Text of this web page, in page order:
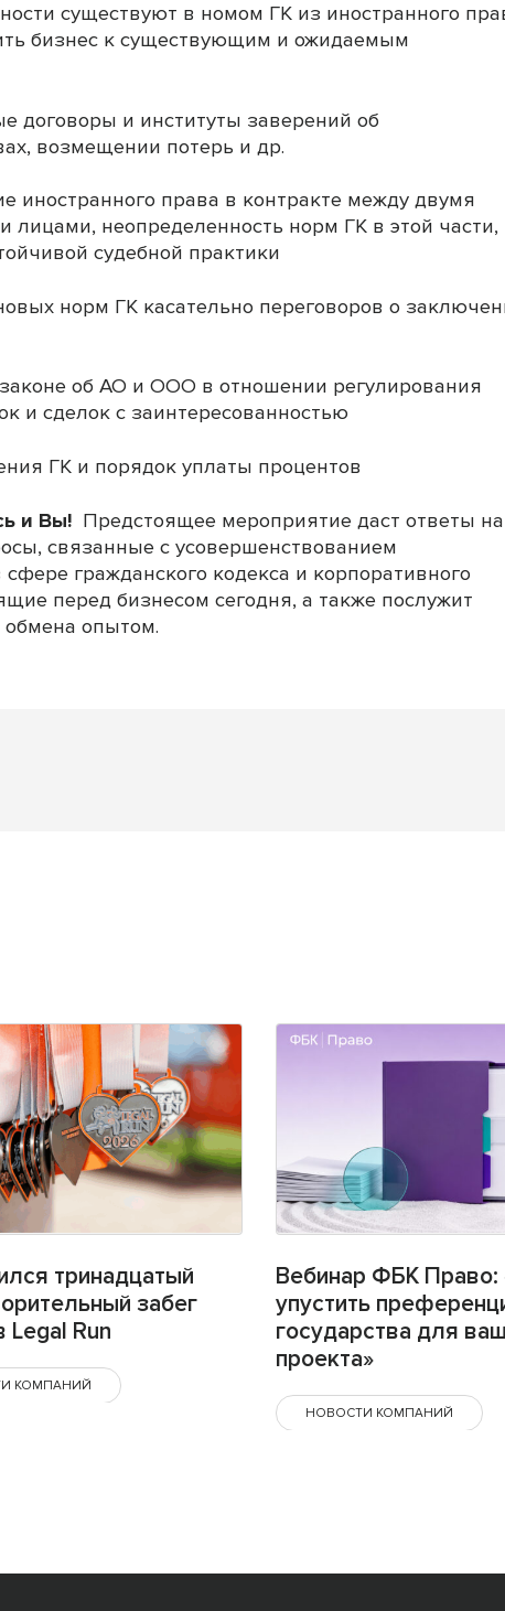
существуют в номом ГК из иностранного
бизнес к существующим и ожидаемым
договоры и институты заверений об
возмещении потерь и др.
иностранного права в контракте между двумя
лицами, неопределенность норм ГК в этой части,
судебной практики
норм ГК касательно переговоров о
об АО и ООО в отношении регулирования
и сделок с заинтересованностью
ГК и порядок уплаты процентов
и Вы!Предстоящее мероприятие даст ответы на
связанные с усовершенствованием
гражданского кодекса и корпоративного
перед бизнесом сегодня, а также послужит
опытом.
тринадцатый
забег
Legal Run
КОМПАНИЙ
Вебинар ФБК Право:
упустить
государства для
проекта»
НОВОСТИ КОМПАНИЙ